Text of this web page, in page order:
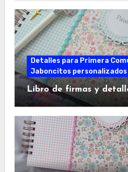
Detalles para Primera
Jaboncitos personalizados
Libro de firmas y